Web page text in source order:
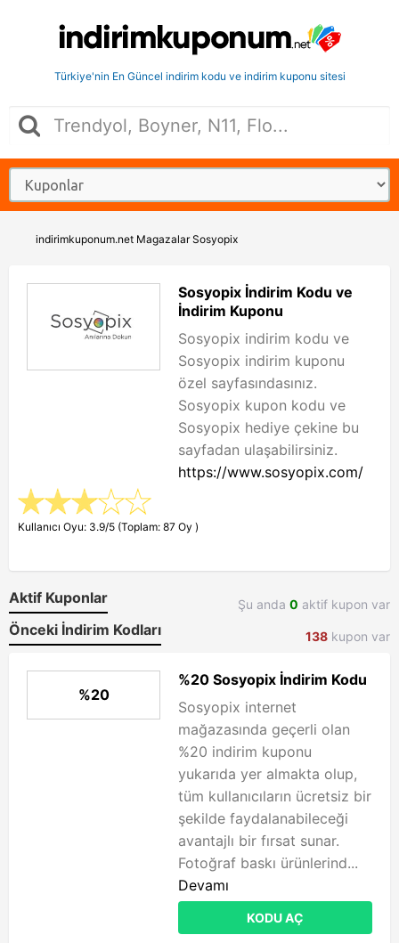
Türkiye'nin En Güncel indirim kodu ve indirim kuponu sitesi
indirimkuponum.net Magazalar Sosyopix
Sosyopix İndirim Kodu ve
İndirim Kuponu
Sosyopix indirim kodu ve
Sosyopix indirim kuponu
özel sayfasındasınız.
Sosyopix kupon kodu ve
Sosyopix hediye çekine bu
sayfadan ulaşabilirsiniz.
https://www.sosyopix.com/
Kullanıcı Oyu: 3.9/5 (Toplam: 87 Oy )
Aktif Kuponlar Şu anda 0 aktif kupon var
Önceki İndirim Kodları 138 kupon var
%20
%20 Sosyopix İndirim Kodu
Sosyopix internet
mağazasında geçerli olan
%20 indirim kuponu
yukarıda yer almakta olup,
tüm kullanıcıların ücretsiz bir
şekilde faydalanabileceği
avantajlı bir fırsat sunar.
Fotoğraf baskı ürünlerind...
Devamı
KODU AÇ